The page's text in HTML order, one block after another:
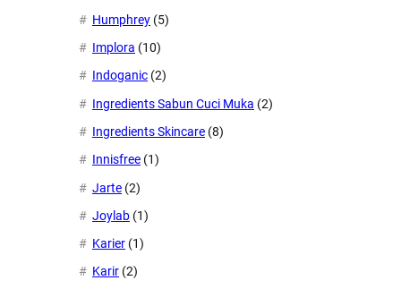
Humphrey (5)
Implora (10)
Indoganic (2)
Ingredients Sabun Cuci Muka (2)
Ingredients Skincare (8)
Innisfree (1)
Jarte (2)
Joylab (1)
Karier (1)
Karir (2)